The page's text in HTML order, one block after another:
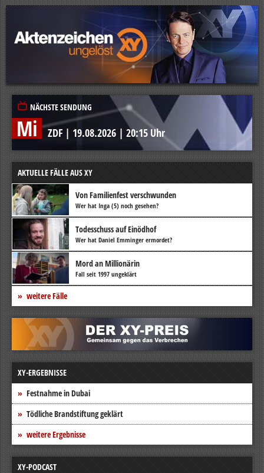
NÄCHSTE SENDUNG
Mi ZDF | 19.08.2026 | 20:15 Uhr
AKTUELLE FÄLLE AUS XY
Von Familienfest verschwunden
Wer hat Inga (5) noch gesehen?
Todesschuss auf Einödhof
Wer hat Daniel Emminger ermordet?
Mord an Millionärin
Fall seit 1997 ungeklärt
weitere Fälle
XY-ERGEBNISSE
Festnahme in Dubai
Tödliche Brandstiftung geklärt
weitere Ergebnisse
XY-PODCAST